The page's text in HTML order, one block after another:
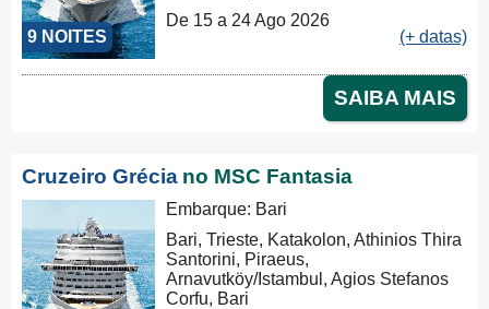
9 NOITES
De 15 a 24 Ago 2026
(+ datas)
SAIBA MAIS
Cruzeiro Grécia no MSC Fantasia
Embarque: Bari
Bari, Trieste, Katakolon, Athinios Thira
Santorini, Piraeus,
Arnavutköy/Istambul, Agios Stefanos
Corfu, Bari